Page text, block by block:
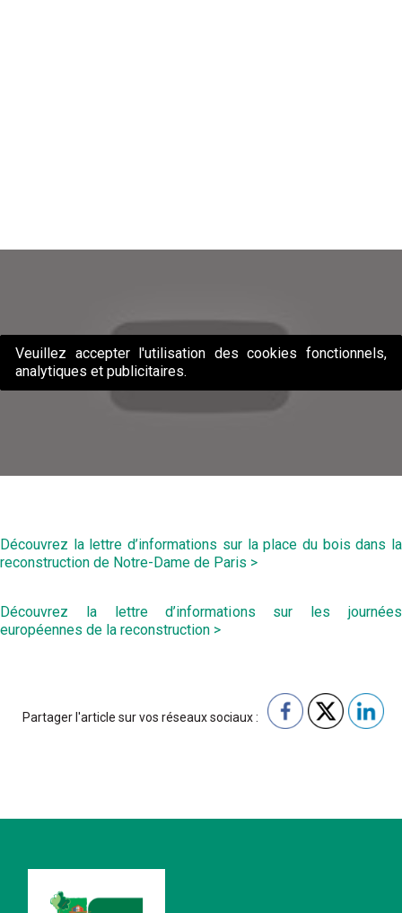
Veuillez accepter l'utilisation des cookies fonctionnels,
analytiques et publicitaires.
Découvrez la lettre d’informations sur la place du bois dans la
reconstruction de Notre-Dame de Paris >
Découvrez la lettre d’informations sur les journées
européennes de la reconstruction >
Partager l'article sur vos réseaux sociaux :